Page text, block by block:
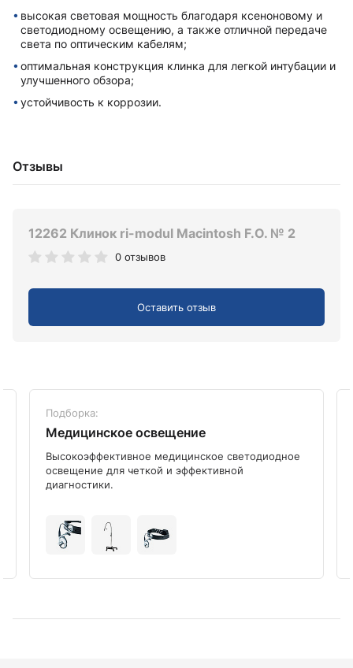
высокая световая мощность благодаря ксеноновому и
светодиодному освещению, а также отличной передаче
света по оптическим кабелям;
оптимальная конструкция клинка для легкой интубации и
улучшенного обзора;
устойчивость к коррозии.
Отзывы
12262 Клинок ri-modul Macintosh F.O. № 2
0 отзывов
Оставить отзыв
Подборка:
Медицинское освещение
Высокоэффективное медицинское светодиодное
освещение для четкой и эффективной
диагностики.